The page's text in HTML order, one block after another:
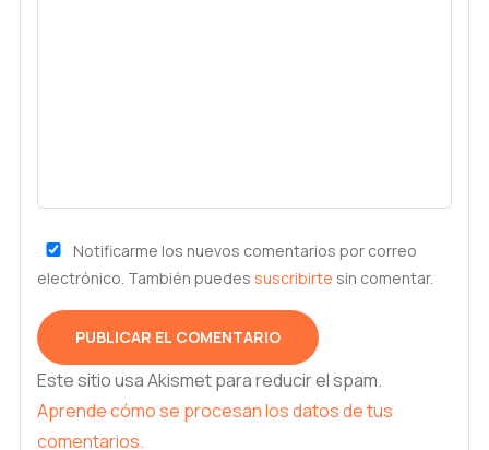
Notificarme los nuevos comentarios por correo
electrónico. También puedes suscribirte sin comentar.
Este sitio usa Akismet para reducir el spam.
Aprende cómo se procesan los datos de tus
comentarios.